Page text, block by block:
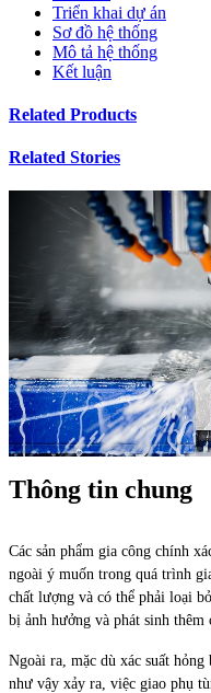
Triển khai dự án
Sơ đồ hệ thống
Mô tả hệ thống
Kết luận
Related Products
Related Stories
Thông tin chung
Các sản phẩm gia công chính
ngoài ý muốn trong quá trình
chất lượng và có thể phải loại
bị ảnh hưởng và phát sinh thêm
Ngoài ra, mặc dù xác suất
như vậy xảy ra, việc giao phụ